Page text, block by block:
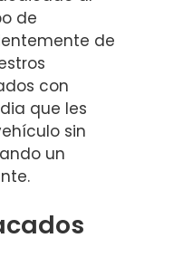
de
de
con
que les
sin
un